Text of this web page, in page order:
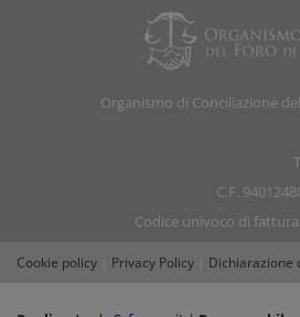
Organismo di Conciliazione
C.F.
Codice univoco di
Cookie policy Privacy Policy Dichiarazione